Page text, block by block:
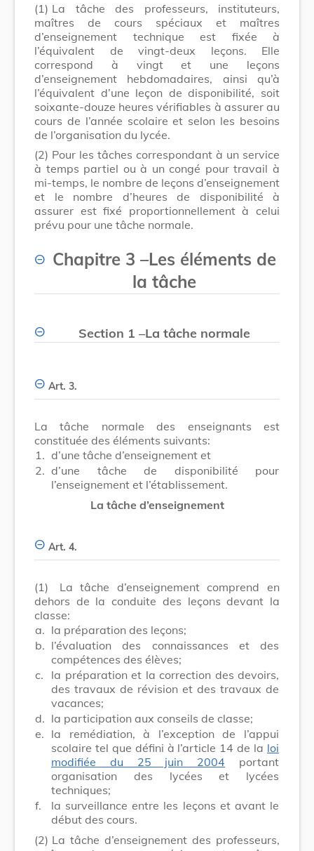
(1) La tâche des professeurs, instituteurs,
maîtres de cours spéciaux et maîtres
d’enseignement technique est fixée à
l’équivalent de vingt-deux leçons. Elle
correspond à vingt et une leçons
d’enseignement hebdomadaires, ainsi qu’à
l’équivalent d’une leçon de disponibilité, soit
soixante-douze heures vérifiables à assurer au
cours de l’année scolaire et selon les besoins
de l’organisation du lycée.
(2) Pour les tâches correspondant à un service
à temps partiel ou à un congé pour travail à
mi-temps, le nombre de leçons d’enseignement
et le nombre d’heures de disponibilité à
assurer est fixé proportionnellement à celui
prévu pour une tâche normale.
Chapitre 3 –Les éléments de
la tâche
Section 1 –La tâche normale
Art. 3.
La tâche normale des enseignants est
constituée des éléments suivants:
1. d’une tâche d’enseignement et
2. d’une tâche de disponibilité pour
l’enseignement et l’établissement.
La tâche d’enseignement
Art. 4.
(1)
La tâche d’enseignement comprend en
dehors de la conduite des leçons devant la
classe:
a. la préparation des leçons;
b. l’évaluation des connaissances et des
compétences des élèves;
c.
la préparation et la correction des devoirs,
des travaux de révision et des travaux de
vacances;
d. la participation aux conseils de classe;
e. la remédiation, à l’exception de l’appui
scolaire tel que défini à l’article 14 de la loi
modifiée du 25 juin 2004 portant
organisation des lycées et lycées
techniques;
f.
la surveillance entre les leçons et avant le
début des cours.
(2) La tâche d’enseignement des professeurs,